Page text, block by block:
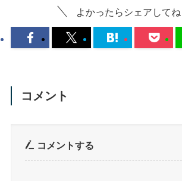
よかったらシェアしてね
コメント
コメントする